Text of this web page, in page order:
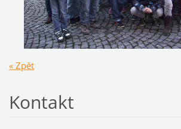
« Zpět
Kontakt